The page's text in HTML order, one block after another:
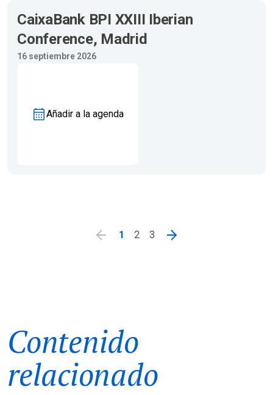
CaixaBank BPI XXIII Iberian
Conference, Madrid
16 septiembre 2026
Añadir a la agenda
1 2 3
Contenido
relacionado